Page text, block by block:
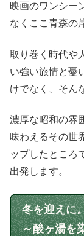
映画のワンシー
なくここ青森の
取り巻く時代や
い強い旅情と憂
けでなく、そん
濃厚な昭和の雰
味わえるその世
ップしたところ
出発します。
冬を迎えに
～酸ヶ湯を